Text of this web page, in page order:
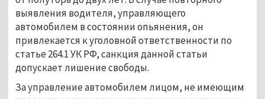
выявления водителя, управляющего
автомобилем в состоянии опьянения, он
привлекается к уголовной ответственности по
статье 264.1 УК РФ, санкция данной статьи
допускает лишение свободы.
За управление автомобилем лицом, не имеющим